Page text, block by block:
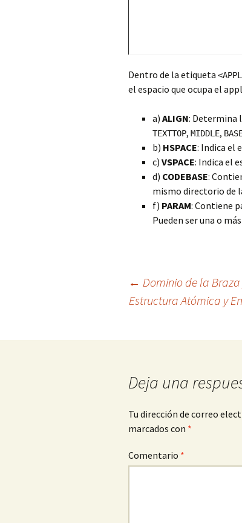
Dentro de la etiqueta
el espacio que ocupa el
a) ALIGN: Determina
TEXTTOP, MIDDLE,
b) HSPACE: Indica el
c) VSPACE: Indica el
d) CODEBASE:
mismo directorio de
f) PARAM: Contiene
Pueden ser una o
Navegación
← Dominio de la Braza
Estructura Atómica y
Deja una
Tu dirección de correo
marcados con *
Comentario *